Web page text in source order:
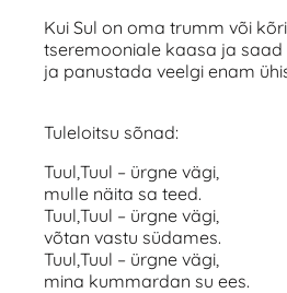
Kui Sul on oma trumm või
tseremooniale kaasa ja
ja panustada veelgi enam
Tuleloitsu sõnad:
Tuul,Tuul – ürgne vägi,
mulle näita sa teed.
Tuul,Tuul – ürgne vägi,
võtan vastu südames.
Tuul,Tuul – ürgne vägi,
mina kummardan su ees.